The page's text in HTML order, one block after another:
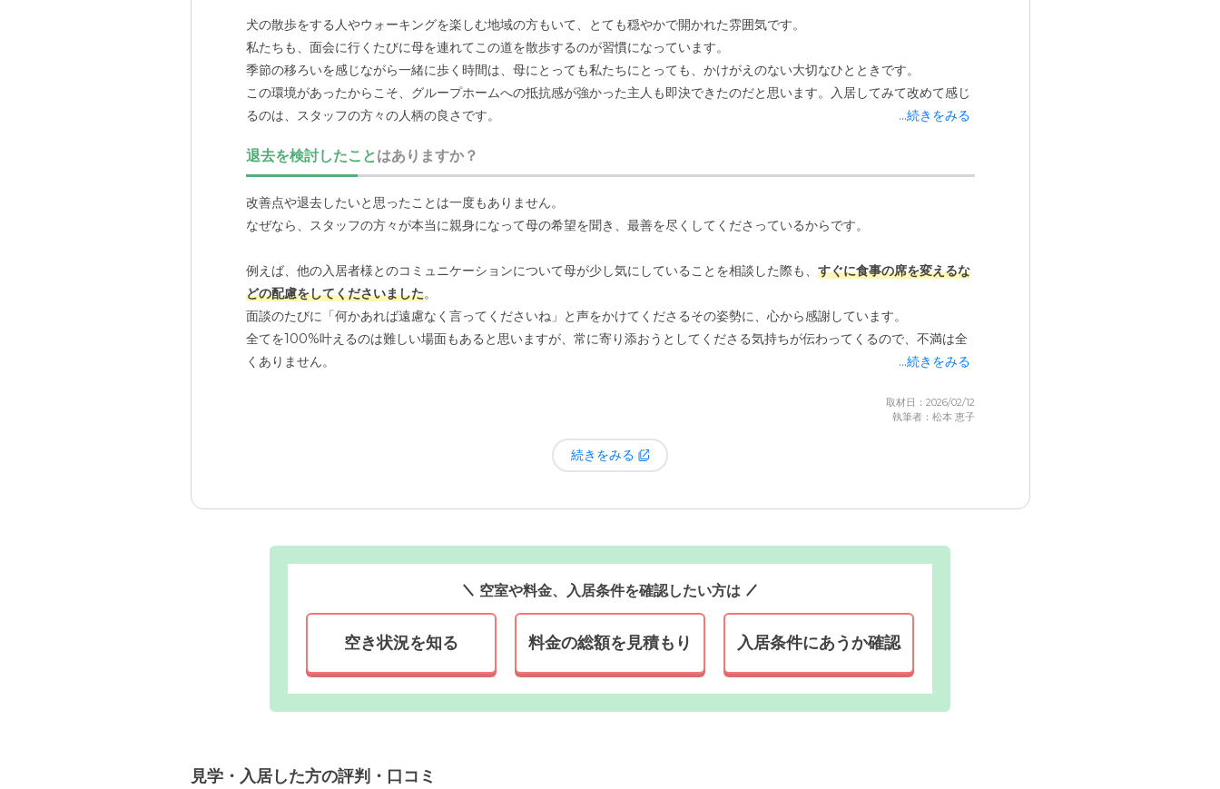
は、四季折々の樹木や野鳥をお楽しみいただけます。
犬の散歩をする人やウォーキングを楽しむ地域の方もいて、とても穏やかで開かれた雰囲気です。
私たちも、面会に行くたびに母を連れてこの道を散歩するのが習慣になっています。
季節の移ろいを感じながら一緒に歩く時間は、母にとっても私たちにとっても、かけがえのない大切なひとときです。
この環境があったからこそ、グループホームへの抵抗感が強かった主人も即決できたのだと思います。入居してみて改めて感じ
るのは、スタッフの方々の人柄の良さです。
うです。
もちろん、人間同士なので多少の合う合わないはあるかもしれませんが、それを補って余りあるほど、皆さんが温かく接してく
この安心感は、何物にも代えがたいものです。
実際に友人にも「もし施設を探しているなら、ここは本当に良いよ」と勧めているくらい、スタッフの方々への信頼は厚いで
す。スタッフの方々は、私たちの話や母の要望にいつも真摯に耳を傾けてくださいます。
母は比較的しっかりしている方なので、他の入居者様との会話が噛み合わないことなどを少し気にしていた時期がありました。
食事の際の席を調整するなど、細やかな配慮をして
「遠慮なく何でも言ってくださいね」という言葉を行動で示してくださるので、私たち家族も気兼ねなく相談することができま
...続きをみる
退去を検討したことはありますか？
改善点や退去したいと思ったことは一度もありません。
なぜなら、スタッフの方々が本当に親身になって母の希望を聞き、最善を尽くしてくださっているからです。
例えば、他の入居者様とのコミュニケーションについて母が少し気にしていることを相談した際も、 すぐに食事の席を変えるな
どの配慮をしてくださいました。
面談のたびに「何かあれば遠慮なく言ってくださいね」と声をかけてくださるその姿勢に、心から感謝しています。
全てを100%叶えるのは難しい場面もあると思いますが、常に寄り添おうとしてくださる気持ちが伝わってくるので、不満は全
くありません。
...続きをみる
取材日：2026/02/12
執筆者：松本 恵子
続きをみる
空室や料金、入居条件を確認したい方は
空き状況を知る 料金の総額を見積もり 入居条件にあうか確認
見学・入居した方の評判・口コミ